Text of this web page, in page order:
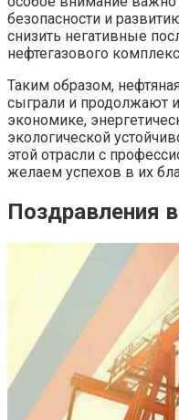
безопасности и
снизить негативные
нефтегазового
Таким образом,
сыграли и продолжают
экономике,
экологической
этой отрасли с
желаем успехов в их
Поздравления